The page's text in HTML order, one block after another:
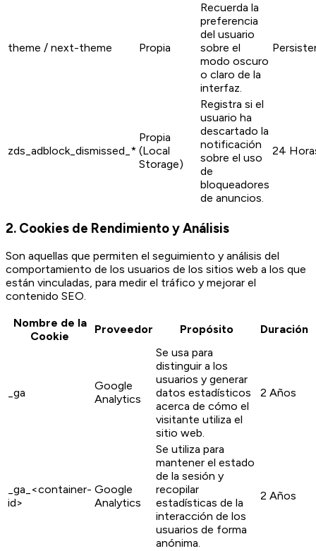
theme / next-theme Propia
Recuerda la
preferencia
del usuario
sobre el
modo oscuro
o claro de la
interfaz.
zds_adblock_dismissed_*
Propia
(Local
Storage)
Registra si el
usuario ha
descartado la
notificación
sobre el uso
de
bloqueadores
de anuncios.
24
2. Cookies de Rendimiento y Análisis
Son aquellas que permiten el seguimiento y análisis del
comportamiento de los usuarios de los sitios web a los que
están vinculadas, para medir el tráfico y mejorar el
contenido SEO.
Nombre de la
Cookie
Proveedor Propósito Duración
_ga
Google
Analytics
Se usa para
distinguir a los
usuarios y generar
datos estadísticos
acerca de cómo el
visitante utiliza el
sitio web.
2 Años
_ga_<container-
id>
Google
Analytics
Se utiliza para
mantener el estado
de la sesión y
recopilar
estadísticas de la
interacción de los
usuarios de forma
anónima.
2 Años